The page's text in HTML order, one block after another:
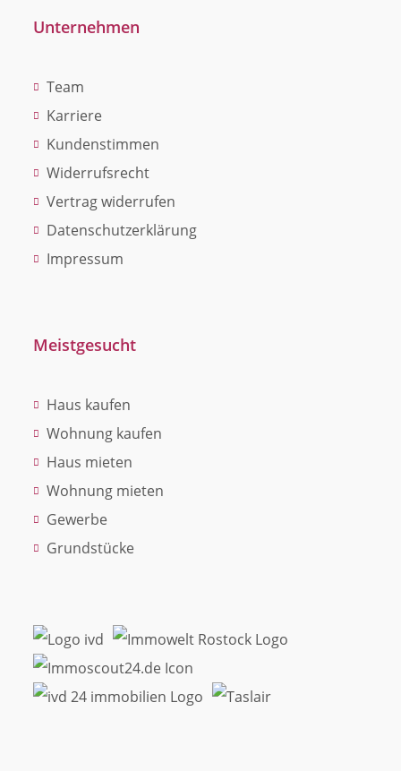
Unternehmen
Team
Karriere
Kundenstimmen
Widerrufsrecht
Vertrag widerrufen
Datenschutzerklärung
Impressum
Meistgesucht
Haus kaufen
Wohnung kaufen
Haus mieten
Wohnung mieten
Gewerbe
Grundstücke